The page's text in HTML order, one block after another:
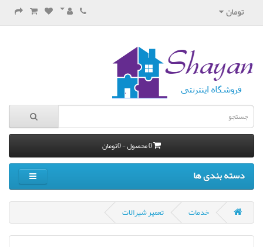
تومان
0 محصول - 0تومان
دسته بندی ها
خدمات تعمیر شیرالات